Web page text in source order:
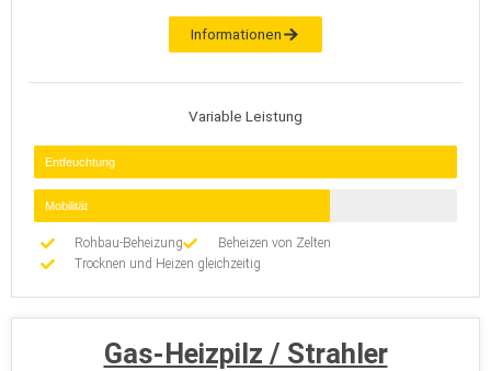
Informationen
Variable Leistung
Entfeuchtung
Mobilität
Rohbau-Beheizung
Beheizen von Zelten
Trocknen und Heizen gleichzeitig
Gas-Heizpilz / Strahler